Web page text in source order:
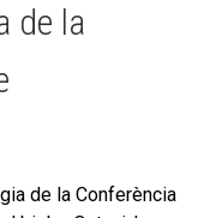
de la
de la Conferència